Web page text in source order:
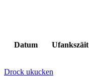
Datum Ufankszäit
Drock ukucken